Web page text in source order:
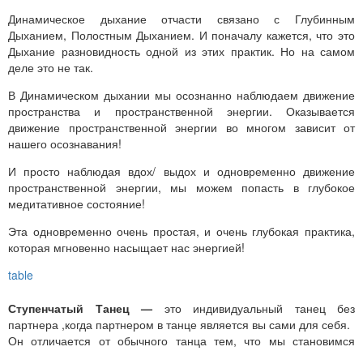
Динамическое дыхание отчасти связано с Глубинным
Дыханием, Полостным Дыханием. И поначалу кажется, что это
Дыхание разновидность одной из этих практик. Но на самом
деле это не так.
В Динамическом дыхании мы осознанно наблюдаем движение
пространства и пространственной энергии. Оказывается
движение пространственной энергии во многом зависит от
нашего осознавания!
И просто наблюдая вдох/ выдох и одновременно движение
пространственной энергии, мы можем попасть в глубокое
медитативное состояние!
Эта одновременно очень простая, и очень глубокая практика,
которая мгновенно насыщает нас энергией!
Ступенчатый Танец — это индивидуальный танец без
партнера ,когда партнером в танце является вы сами для себя.
Он отличается от обычного танца тем, что мы становимся